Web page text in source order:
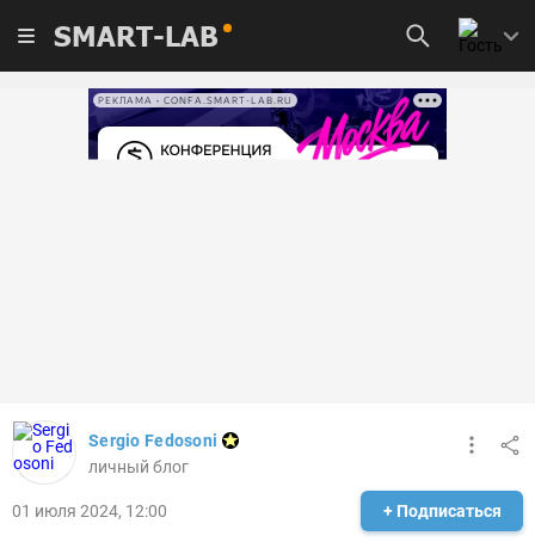
SMART-LAB
РЕКЛАМА • CONFA.SMART-LAB.RU
Sergio Fedosoni
личный блог
01 июля 2024, 12:00 + Подписаться